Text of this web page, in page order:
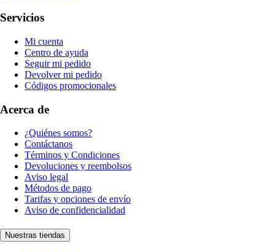
Servicios
Mi cuenta
Centro de ayuda
Seguir mi pedido
Devolver mi pedido
Códigos promocionales
Acerca de
¿Quiénes somos?
Contáctanos
Términos y Condiciones
Devoluciones y reembolsos
Aviso legal
Métodos de pago
Tarifas y opciones de envío
Aviso de confidencialidad
Nuestras tiendas